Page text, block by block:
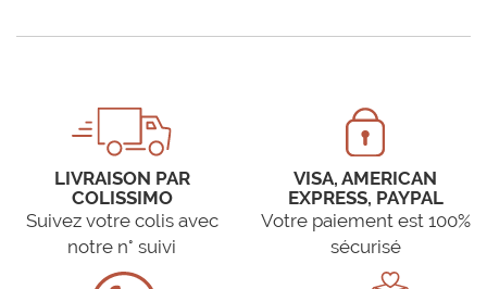
LIVRAISON PAR
COLISSIMO
Suivez votre colis avec
notre n° suivi
VISA, AMERICAN
EXPRESS, PAYPAL
Votre paiement est 100%
sécurisé